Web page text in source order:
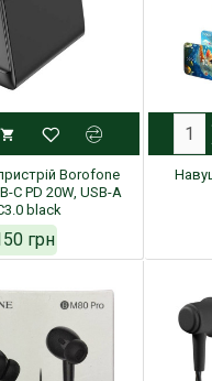
Borofone
C PD 20W, USB-A
black
грн